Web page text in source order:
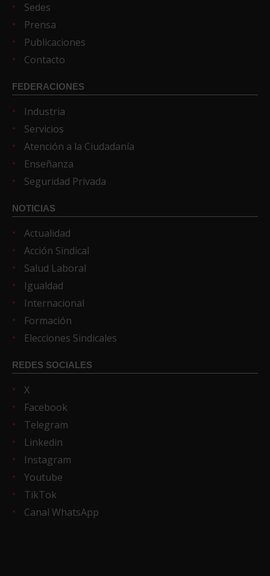
Sedes
Prensa
Publicaciones
Contacto
FEDERACIONES
Industria
Servicios
Atención a la Ciudadanía
Enseñanza
Seguridad Privada
NOTICIAS
Actualidad
Acción Sindical
Salud Laboral
Igualdad
Internacional
Formación
Elecciones Sindicales
REDES SOCIALES
X
Facebook
Telegram
Linkedin
Instagram
Youtube
TikTok
Canal WhatsApp